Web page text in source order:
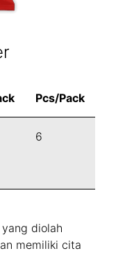
Pcs/Pack
6
diolah
memiliki cita